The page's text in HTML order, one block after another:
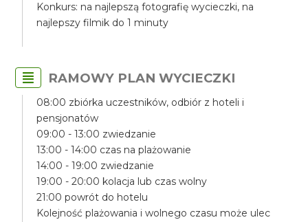
Konkurs: na najlepszą fotografię wycieczki, na
najlepszy filmik do 1 minuty
RAMOWY PLAN WYCIECZKI
08:00 zbiórka uczestników, odbiór z hoteli i
pensjonatów
09:00 - 13:00 zwiedzanie
13:00 - 14:00 czas na plażowanie
14:00 - 19:00 zwiedzanie
19:00 - 20:00 kolacja lub czas wolny
21:00 powrót do hotelu
Kolejność plażowania i wolnego czasu może ulec